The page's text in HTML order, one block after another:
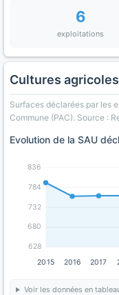
6
exploitations
Cultures
Surfaces déclarées par les
Commune (PAC). Source :
Evolution de la SAU
628
680
732
784
836
2015 2016 2017
Voir les données en